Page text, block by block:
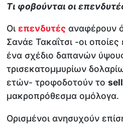
Τι φοβούνται οι
Οιεπενδυτές αναφέρουν
Σανάε Τακαΐτσι -οι
ένα σχέδιο δαπανών
τρισεκατομμυρίων
ετών- τροφοδοτούν το
μακροπρόθεσμα ομόλογα.
Ορισμένοι ανησυχούν